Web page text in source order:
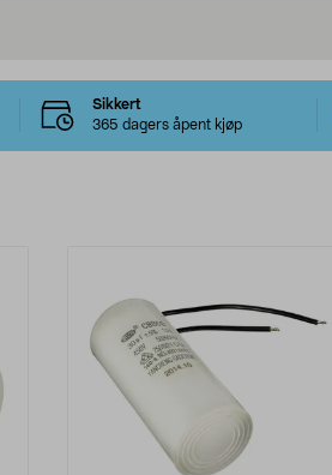
Sikkert
365 dagers åpent kjøp